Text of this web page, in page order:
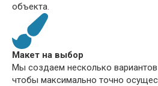
объекта.
Макет на выбор
Мы создаем несколько
чтобы максимально точно